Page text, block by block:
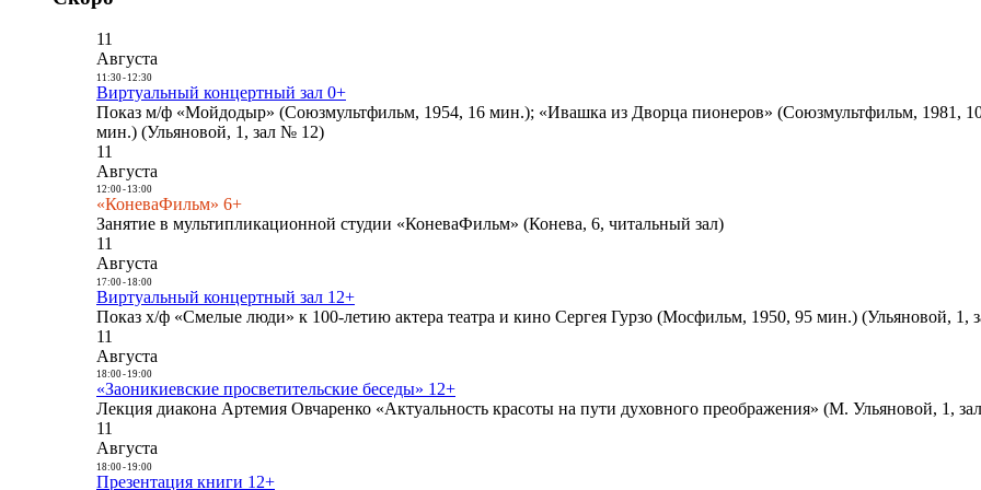
11
Августа
11:30- 12:30
Виртуальный концертный зал 0+
Показ м/ф «Мойдодыр» (Союзмультфильм, 1954, 16 мин.); «Ивашка из Дворца пионеров» (Союзмультфильм, 1981,
мин.) (Ульяновой, 1, зал № 12)
11
Августа
12:00- 13:00
«КоневаФильм» 6+
Занятие в мультипликационной студии «КоневаФильм» (Конева, 6, читальный зал)
11
Августа
17:00- 18:00
Виртуальный концертный зал 12+
Показ х/ф «Смелые люди» к 100-летию актера театра и кино Сергея Гурзо (Мосфильм, 1950, 95 мин.) (Ульяновой, 1,
11
Августа
18:00- 19:00
«Заоникиевские просветительские беседы» 12+
Лекция диакона Артемия Овчаренко «Актуальность красоты на пути духовного преображения» (М. Ульяновой, 1,
11
Августа
18:00- 19:00
Презентация книги 12+